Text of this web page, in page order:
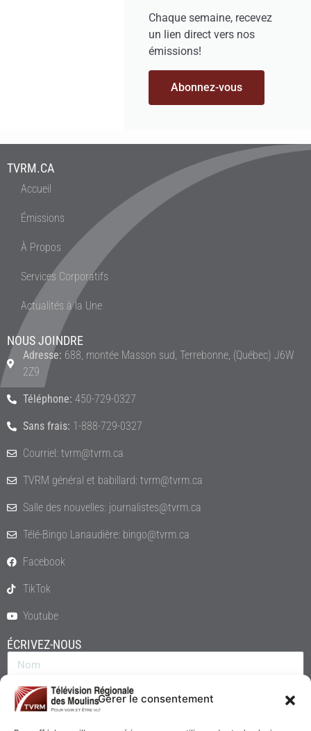
Gérer le consentement
Chaque semaine, recevez
un lien direct vers nos
émissions!
Abonnez-vous
TVRM.CA
Accueil
Émissions
À Propos
Services Corporatifs
Actualités à la Une
NOUS JOINDRE
Adresse: 688, montée Masson sud, Terrebonne, (Québec) J6W
2Z9
Téléphone: 450-729-0327
Sans frais: 1-888-729-0327
Courriel: tvrm@tvrm.ca
TVRM général et babillard: tvrm@tvrm.ca
Salle des nouvelles: journalistes@tvrm.ca
Télé-Bingo Lanaudière: bingo@tvrm.ca
Facebook
TikTok
Youtube
ÉCRIVEZ-NOUS